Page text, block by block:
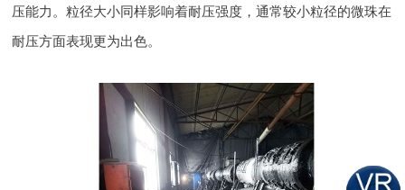
压能力。粒径大小同样影响着耐压强度，通常较小粒径的微珠在
耐压方面表现更为出色。